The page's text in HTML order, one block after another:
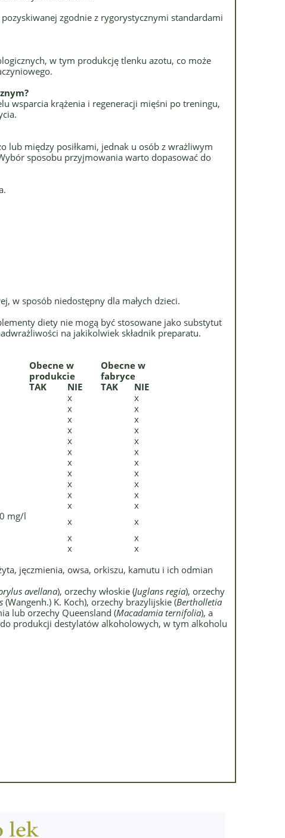
zgodnie z rygorystycznymi standardami
w tym produkcję tlenku azotu, co może
wsparcia krążenia i regeneracji mięśni po treningu,
lub między posiłkami, jednak u osób z wrażliwym
sposobu przyjmowania warto dopasować do
w sposób niedostępny dla małych dzieci.
diety nie mogą być stosowane jako substytut
na jakikolwiek składnik preparatu.
Obecne w
produkcie
Obecne w
fabryce
TAK
NIE TAK
NIE
x
x
x
x
x
x
x
x
x
x
x
x
x
x
x
x
x
x
x
x
x
x
mg/l
x
x
x
x
x
x
jęczmienia, owsa, orkiszu, kamutu i ich odmian
avellana), orzechy włoskie (Juglans regia), orzechy
(Wangenh.) K. Koch), orzechy brazylijskie (Bertholletia
lub orzechy Queensland (Macadamia ternifolia), a
produkcji destylatów alkoholowych, w tym alkoholu